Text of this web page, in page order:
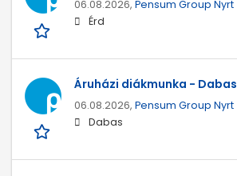
06.08.2026, Pensum Group Nyrt
Érd
Áruházi diákmunka - Dabas
06.08.2026, Pensum Group Nyrt
Dabas